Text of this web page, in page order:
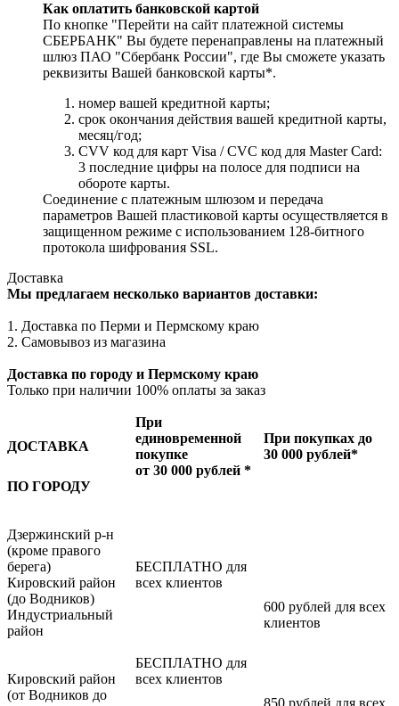
Как оплатить банковской картой
По кнопке "Перейти на сайт платежной системы
СБЕРБАНК" Вы будете перенаправлены на платежный
шлюз ПАО "Сбербанк России", где Вы сможете указать
реквизиты Вашей банковской карты*.
номер вашей кредитной карты;
cрок окончания действия вашей кредитной карты,
месяц/год;
CVV код для карт Visa / CVC код для Master Card:
3 последние цифры на полосе для подписи на
обороте карты.
Соединение с платежным шлюзом и передача
параметров Вашей пластиковой карты осуществляется в
защищенном режиме с использованием 128-битного
протокола шифрования SSL.
Доставка
Мы предлагаем несколько вариантов доставки:
1. Доставка по Перми и Пермскому краю
2. Самовывоз из магазина
Доставка по городу и Пермскому краю
Только при наличии 100% оплаты за заказ
ДОСТАВКА
При
единовременной
покупке
от 30 000 рублей *
При покупках до
30 000 рублей*
ПО ГОРОДУ
Дзержинский р-н
(кроме правого
берега)
Кировский район
(до Водников)
Индустриальный
район
Кировский район
(от Водников до
БЕСПЛАТНО для
всех клиентов
БЕСПЛАТНО для
всех клиентов
600 рублей для всех
клиентов